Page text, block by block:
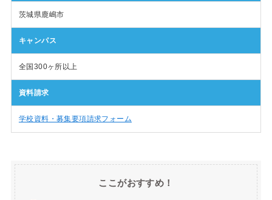
茨城県鹿嶋市
キャンパス
全国300ヶ所以上
資料請求
学校資料・募集要項請求フォーム
ここがおすすめ！